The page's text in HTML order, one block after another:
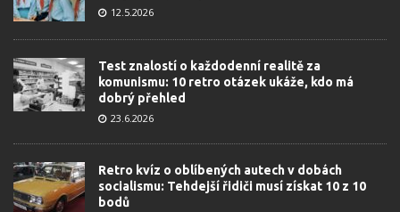
12.5.2026
Test znalostí o každodenní realitě za
komunismu: 10 retro otázek ukáže, kdo má
dobrý přehled
23.6.2026
Retro kvíz o oblíbených autech v dobách
socialismu: Tehdejší řidiči musí získat 10 z 10
bodů